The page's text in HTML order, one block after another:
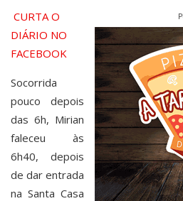
CURTA O
DIÁRIO NO
FACEBOOK
Socorrida
pouco depois
das 6h, Mirian
faleceu às
6h40, depois
de dar entrada
na Santa Casa